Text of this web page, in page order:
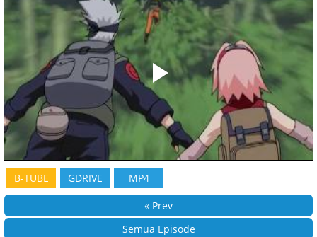
B-TUBE GDRIVE MP4
« Prev
Semua Episode